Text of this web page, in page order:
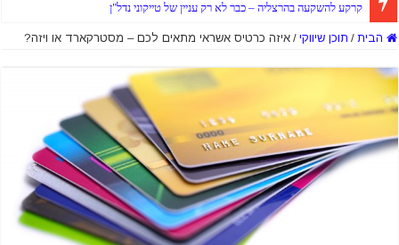
קרקע להשקעה בהרצליה – כבר לא רק עניין של טייקוני נדל"ן
הבית / תוכן שיווקי / איזה כרטיס אשראי מתאים לכם – מסטרקארד או ויזה?